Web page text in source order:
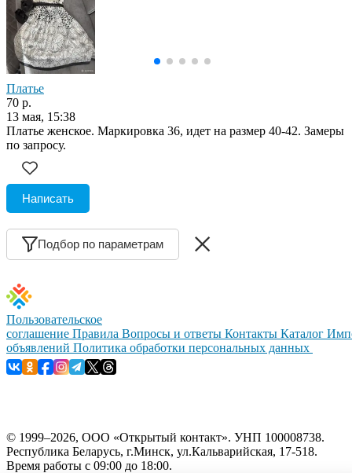
Платье
70 р.
13 мая, 15:38
Платье женское. Маркировка 36, идет на размер 40-42. Замеры
по запросу.
Написать
Подбор по параметрам
Пользовательское
соглашение Правила Вопросы и ответы Контакты Каталог
объявлений Политика обработки персональных данных
© 1999–2026, ООО «Открытый контакт». УНП 100008738.
Республика Беларусь, г.Минск, ул.Кальварийская, 17-518.
Время работы с 09:00 до 18:00.